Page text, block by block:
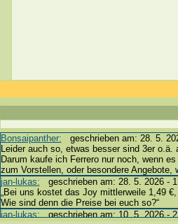
Bonsaipanther: geschrieben am: 28. 5.
Leider auch so, etwas besser sind 3er o.ä.
Darum kaufe ich Ferrero nur noch, wenn
zum Vorstellen, oder besondere Angebote,
jan-lukas: geschrieben am: 28. 5. 2026 -
„Bei uns kostet das Joy mittlerweile 1,49
Wie sind denn die Preise bei euch so?“
jan-lukas:geschrieben am: 10. 5. 2026 -